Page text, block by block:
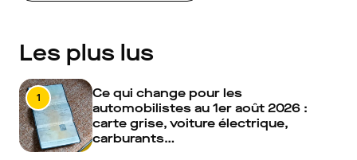
Les plus lus
1
Ce qui change pour les
automobilistes au 1er août 2026 :
carte grise, voiture électrique,
carburants…